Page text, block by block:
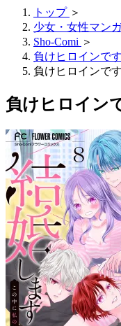
トップ ＞
少女・女性マン
Sho-Comi ＞
負けヒロインで
負けヒロインで
負けヒロイン